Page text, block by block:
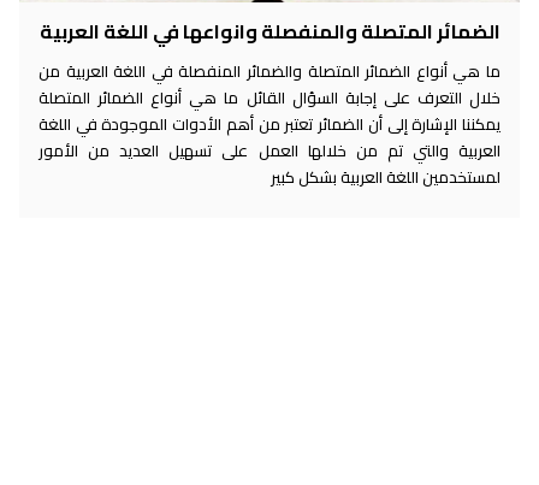
الضمائر المتصلة والمنفصلة وانواعها في اللغة العربية
ما هي أنواع الضمائر المتصلة والضمائر المنفصلة في اللغة العربية من
خلال التعرف على إجابة السؤال القائل ما هي أنواع الضمائر المتصلة
يمكننا الإشارة إلى أن الضمائر تعتبر من أهم الأدوات الموجودة في اللغة
العربية والتي تم من خلالها العمل على تسهيل العديد من الأمور
لمستخدمين اللغة العربية بشكل كبير